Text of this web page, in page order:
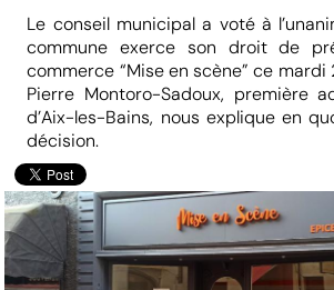
Le conseil municipal a voté à
commune exerce son droit de
commerce “Mise en scène” ce
Pierre Montoro-Sadoux, première
d’Aix-les-Bains, nous explique en
décision.